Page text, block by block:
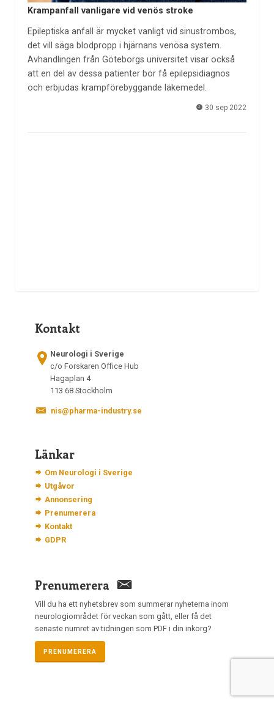
Krampanfall vanligare vid venös stroke
Epileptiska anfall är mycket vanligt vid sinustrombos,
det vill säga blodpropp i hjärnans venösa system.
Avhandlingen från Göteborgs universitet visar också
att en del av dessa patienter bör få epilepsidiagnos
och erbjudas krampförebyggande läkemedel.
30 sep 2022
Kontakt
Neurologi i Sverige
c/o Forskaren Office Hub
Hagaplan 4
113 68 Stockholm
nis@pharma-industry.se
Länkar
Om Neurologi i Sverige
Utgåvor
Annonsering
Prenumerera
Kontakt
GDPR
Prenumerera
Vill du ha ett nyhetsbrev som summerar nyheterna inom
neurologiområdet för veckan som gått, eller få det
senaste numret av tidningen som PDF i din inkorg?
PRENUMERERA